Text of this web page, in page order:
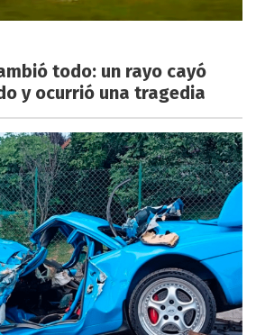
todo: un rayo cayó
y ocurrió una tragedia